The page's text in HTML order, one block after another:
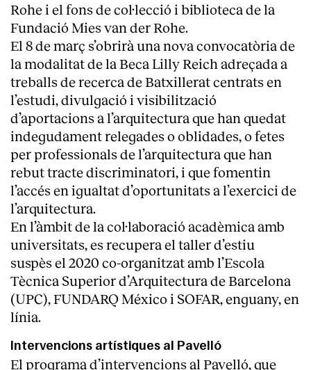
Rohe i el fons de col·lecció i biblioteca de la
Fundació Mies van der Rohe.
El 8 de març s’obrirà una nova convocatòria de
la modalitat de la Beca Lilly Reich adreçada a
treballs de recerca de Batxillerat centrats en
l’estudi, divulgació i visibilització
d’aportacions a l’arquitectura que han quedat
indegudament relegades o oblidades, o fetes
per professionals de l’arquitectura que han
rebut tracte discriminatori, i que fomentin
l’accés en igualtat d’oportunitats a l’exercici de
l’arquitectura.
En l’àmbit de la col·laboració acadèmica amb
universitats, es recupera el taller d’estiu
suspès el 2020 co-organitzat amb l’Escola
Tècnica Superior d’Arquitectura de Barcelona
(UPC), FUNDARQ México i SOFAR, enguany, en
línia.
Intervencions artístiques al Pavelló
El programa d’intervencions al Pavelló, que